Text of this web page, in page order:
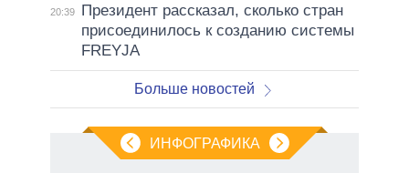
20:39
Президент рассказал, сколько стран
присоединилось к созданию системы
FREYJA
Больше новостей
ИНФОГРАФИКА